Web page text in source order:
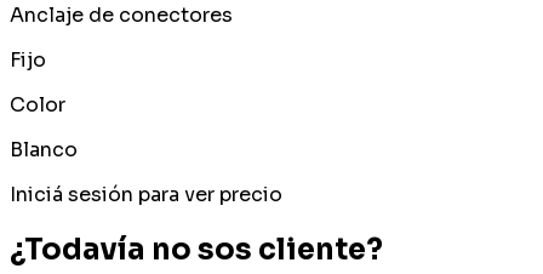
Anclaje de conectores
Fijo
Color
Blanco
Iniciá sesión para ver precio
¿Todavía no sos cliente?